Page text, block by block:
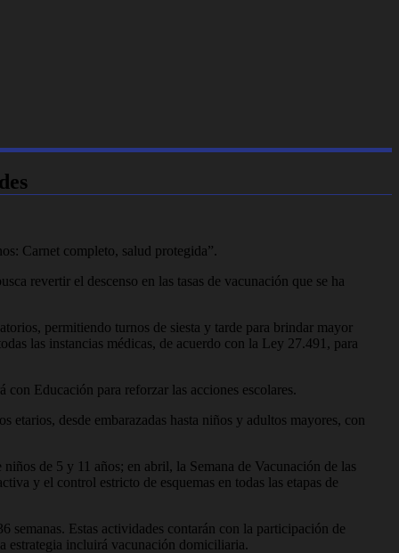
Carnet completo, salud protegida”.
revertir el descenso en las tasas de vacunación que se ha
permitiendo turnos de siesta y tarde para brindar mayor
las instancias médicas, de acuerdo con la Ley 27.491, para
Educación para reforzar las acciones escolares.
etarios, desde embarazadas hasta niños y adultos mayores, con
de 5 y 11 años; en abril, la Semana de Vacunación de las
y el control estricto de esquemas en todas las etapas de
Estas actividades contarán con la participación de
estrategia incluirá vacunación domiciliaria.